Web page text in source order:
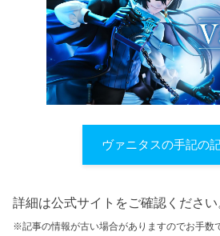
ヴァニタスの手記の
詳細は公式サイトをご確認ください
※記事の情報が古い場合がありますのでお手数